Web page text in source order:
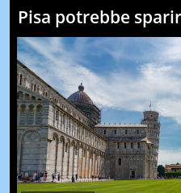
Pisa potrebbe